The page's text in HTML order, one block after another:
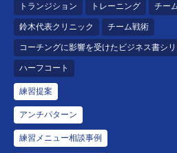
トランジション トレーニング チー
鈴木代表クリニック チーム戦術
コーチングに影響を受けたビジネス書シ
ハーフコート
練習提案
アンチパターン
練習メニュー相談事例